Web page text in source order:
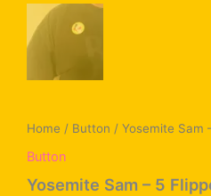
Home / Button / Yosemite Sam
Button
Yosemite Sam – 5